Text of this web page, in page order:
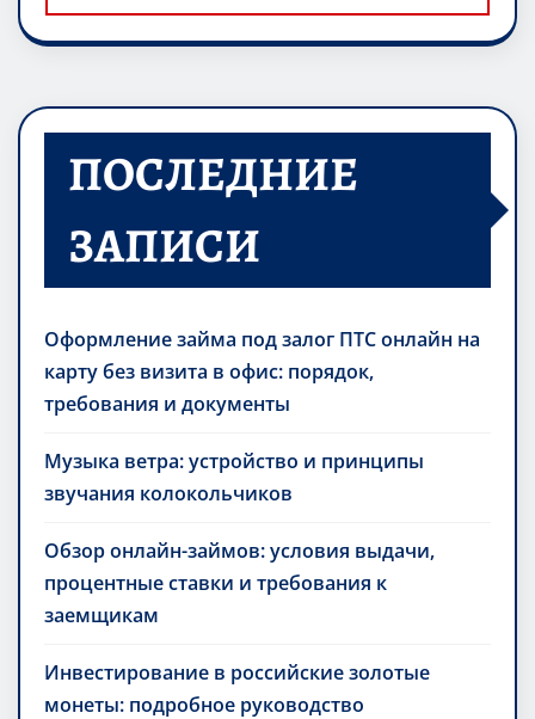
ПОСЛЕДНИЕ
ЗАПИСИ
Оформление займа под залог ПТС онлайн на
карту без визита в офис: порядок,
требования и документы
Музыка ветра: устройство и принципы
звучания колокольчиков
Обзор онлайн-займов: условия выдачи,
процентные ставки и требования к
заемщикам
Инвестирование в российские золотые
монеты: подробное руководство